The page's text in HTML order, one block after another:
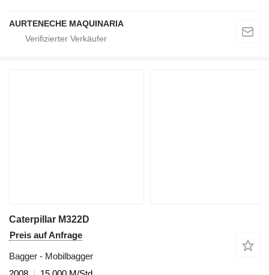
AURTENECHE MAQUINARIA
Caterpillar M322D
Preis auf Anfrage
Bagger - Mobilbagger